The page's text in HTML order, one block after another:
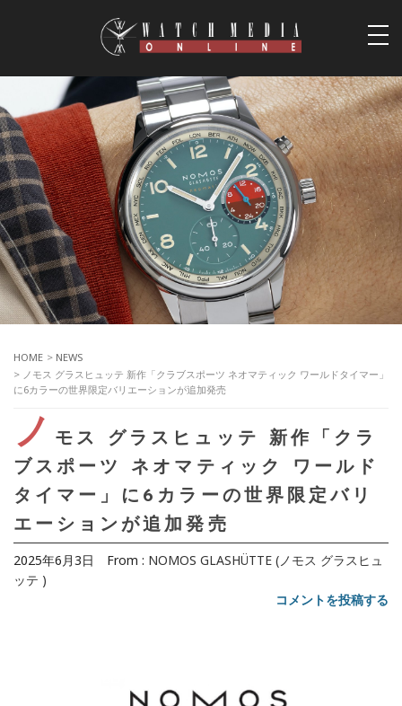
HOME > NEWS
> ノモス グラスヒュッテ 新作「クラブスポーツ ネオマティック ワールドタイマー」
に6カラーの世界限定バリエーションが追加発売
ノ
モス グラスヒュッテ 新作「クラ
ブスポーツ ネオマティック ワールド
タイマー」に6カラーの世界限定バリ
エーションが追加発売
2025年6月3日 From : NOMOS GLASHÜTTE (ノモス グラスヒュ
ッテ )
コメントを投稿する